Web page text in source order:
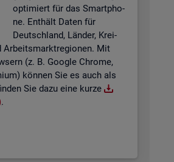
op­ti­miert für das Smart­pho­
ne. Ent­hält Daten für
Deutsch­land, Län­der, Krei­
Ar­beits­markt­re­gio­nen. Mit
(z. B. Goog­le Chro­me,
kön­nen Sie es auch als
Sie dazu eine kurze
.